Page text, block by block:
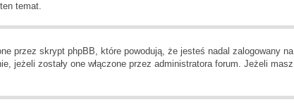
temat.
przez skrypt phpBB, które powodują, że jesteś nadal zalogowany
jeżeli zostały one włączone przez administratora forum. Jeżeli